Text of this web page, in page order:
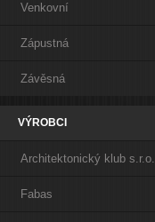
Venkovní
Zápustná
Závěsná
VÝROBCI
Architektonický klub s.r.o.
Fabas